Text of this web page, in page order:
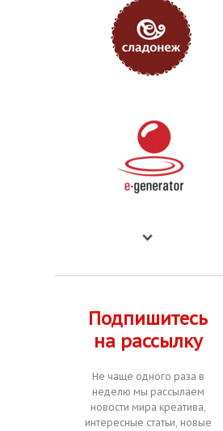
Подпишитесь
на рассылку
Не чаще одного раза в
неделю мы рассылаем
новости мира креатива,
интересные статьи, новые